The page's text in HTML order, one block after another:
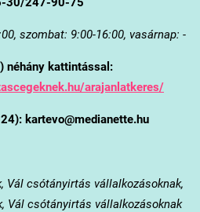
szombat: 9:00-16:00, vasárnap: -
néhány kattintással:
arajanlatkeres/
kartevo@medianette.hu
csótányirtás vállalkozásoknak,
Vál csótányirtás vállalkozásoknak